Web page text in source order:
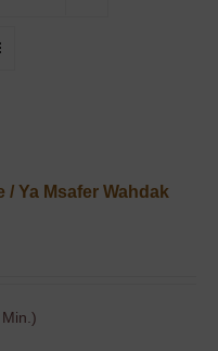
/ Ya Msafer Wahdak